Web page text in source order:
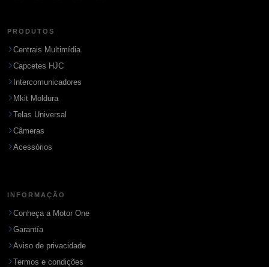
PRODUTOS
Centrais Multimídia
Capcetes HJC
Intercomunicadores
Mkit Moldura
Telas Universal
Câmeras
Acessórios
INFORMAÇÃO
Conheça a Motor One
Garantía
Aviso de privacidade
Termos e condições